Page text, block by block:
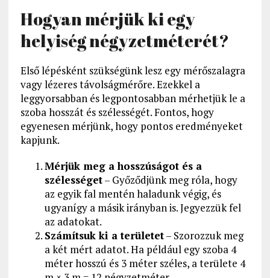
Hogyan mérjük ki egy
helyiség négyzetméterét?
Első lépésként szükségünk lesz egy mérőszalagra
vagy lézeres távolságmérőre. Ezekkel a
leggyorsabban és legpontosabban mérhetjük le a
szoba hosszát és szélességét. Fontos, hogy
egyenesen mérjünk, hogy pontos eredményeket
kapjunk.
Mérjük meg a hosszúságot és a
szélességet– Győződjünk meg róla, hogy
az egyik fal mentén haladunk végig, és
ugyanígy a másik irányban is. Jegyezzük fel
az adatokat.
Számítsuk ki a területet– Szorozzuk meg
a két mért adatot. Ha például egy szoba 4
méter hosszú és 3 méter széles, a területe 4